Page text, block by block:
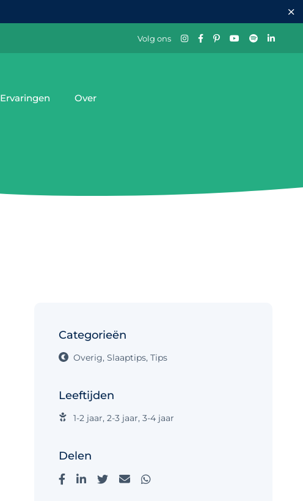
Volg ons
Ervaringen Over
Categorieën
Overig, Slaaptips, Tips
Leeftijden
1-2 jaar, 2-3 jaar, 3-4 jaar
Delen